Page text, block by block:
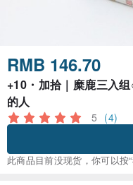
RMB 146.70
+10・加拾｜糜鹿三入
的人
5 (4)
此商品目前没现货，你可以按